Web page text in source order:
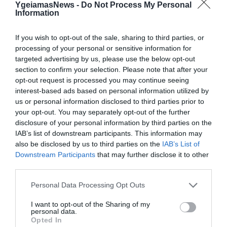
YgeiamasNews - Do Not Process My Personal
Information
If you wish to opt-out of the sale, sharing to third parties, or
processing of your personal or sensitive information for
targeted advertising by us, please use the below opt-out
section to confirm your selection. Please note that after your
opt-out request is processed you may continue seeing
interest-based ads based on personal information utilized by
us or personal information disclosed to third parties prior to
your opt-out. You may separately opt-out of the further
disclosure of your personal information by third parties on the
IAB’s list of downstream participants. This information may
also be disclosed by us to third parties on the IAB’s List of
Downstream Participants that may further disclose it to other
Please note that this website/app uses one or more Google
not limited to your visit or usage behaviour. You may click to
grant or deny consent to Google and its third-party tags to
use your data for below specified purposes in below Google
Personal Data Processing Opt Outs
I want to opt-out of the Sharing of my
personal data.
Opted In
περιλαμβάνονται αντικαρκινικά, […]
ΥΓΕΙΑ & ΠΟΛΙΤΙΚΗ
Δραματική η κατάσταση στο Θεαγένειο. “Δεν
έχουμε ούτε για φάρμακα” λένε οι γιατροί
Σήμα κινδύνου κρούουν οι γιατροί του Θεαγένειου
Νοσοκομείου οι οποίο βρίσκονται σε συμβολική επίσχεση
εργασίας, εδώ και ένα μήνα καθώς δεν έχουν πληρωθεί
την διάρκεια συνέντευξης τύπου “δεχόμαστε ασθενείς με
ογκολογικά προβλήματα από το Βόλο μέχρι την
09.04.2012 12:50